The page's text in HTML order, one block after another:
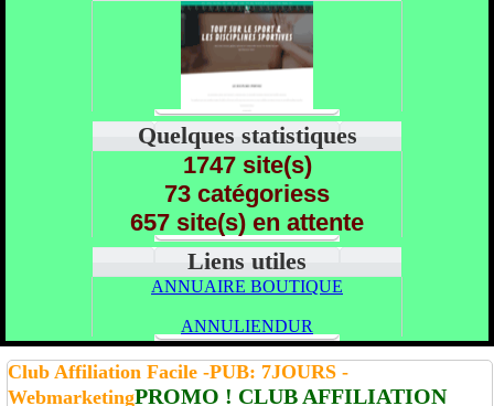
Quelques statistiques
1747 site(s)
73 catégoriess
657 site(s) en attente
Liens utiles
ANNUAIRE BOUTIQUE
ANNULIENDUR
Club Affiliation Facile -PUB: 7JOURS -
WebmarketingPROMO ! CLUB AFFILIATION